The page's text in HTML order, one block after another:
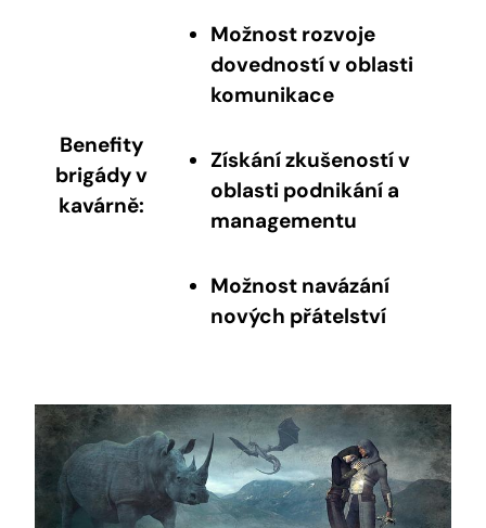
Benefity
brigády v
kavárně:
Možnost rozvoje
dovedností v oblasti
komunikace
Získání zkušeností v
oblasti podnikání a
managementu
Možnost navázání
nových přátelství